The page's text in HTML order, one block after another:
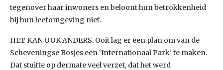
tegenover haar inwoners en beloont hun betrokkenheid
bij hun leefomgeving niet.
HET KAN OOK ANDERS. Ooit lag er een plan om van de
Scheveningse Bosjes een ‘Internationaal Park’ te maken.
Dat stuitte op dermate veel verzet, dat het werd